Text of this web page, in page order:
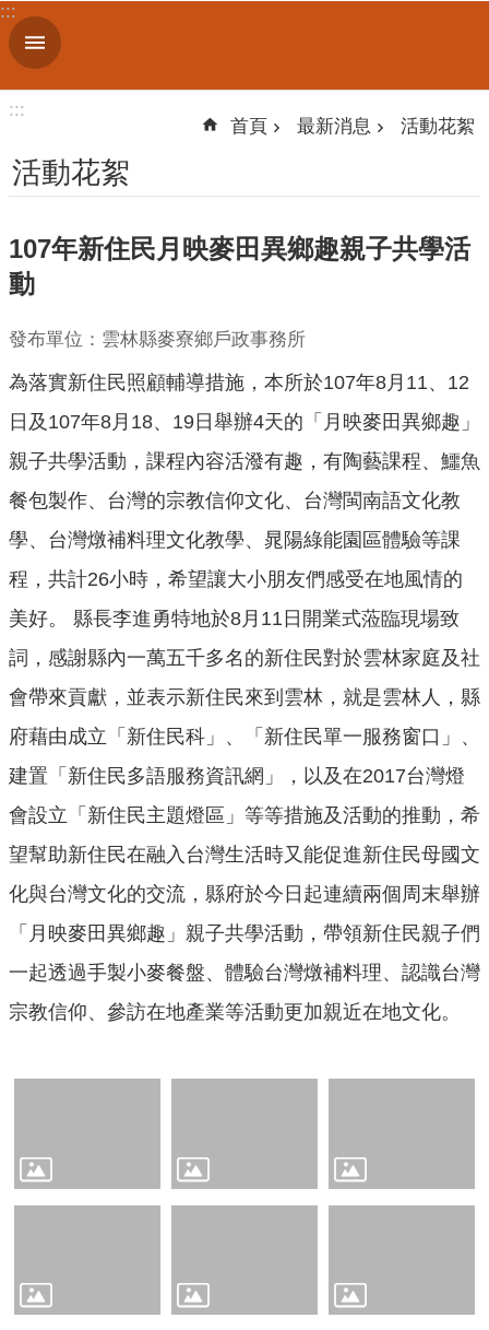
跳到主要內容區塊
進
階
關
簡
介
便
民
務
人
口
統
計
新
消
主
題
專
區
公
資
訊
民
意
交
結
:::
:::
首頁 最新消息 活動花絮
活動花絮
107年新住民月映麥田異鄉趣親子共學活
動
發布單位：雲林縣麥寮鄉戶政事務所
為落實新住民照顧輔導措施，本所於107年8月11、12
日及107年8月18、19日舉辦4天的「月映麥田異鄉趣」
親子共學活動，課程內容活潑有趣，有陶藝課程、鱷魚
餐包製作、台灣的宗教信仰文化、台灣閩南語文化教
學、台灣燉補料理文化教學、晁陽綠能園區體驗等課
程，共計26小時，希望讓大小朋友們感受在地風情的
美好。 縣長李進勇特地於8月11日開業式蒞臨現場致
詞，感謝縣內一萬五千多名的新住民對於雲林家庭及社
會帶來貢獻，並表示新住民來到雲林，就是雲林人，縣
府藉由成立「新住民科」、「新住民單一服務窗口」、
建置「新住民多語服務資訊網」，以及在2017台灣燈
會設立「新住民主題燈區」等等措施及活動的推動，希
望幫助新住民在融入台灣生活時又能促進新住民母國文
化與台灣文化的交流，縣府於今日起連續兩個周末舉辦
「月映麥田異鄉趣」親子共學活動，帶領新住民親子們
一起透過手製小麥餐盤、體驗台灣燉補料理、認識台灣
宗教信仰、參訪在地產業等活動更加親近在地文化。